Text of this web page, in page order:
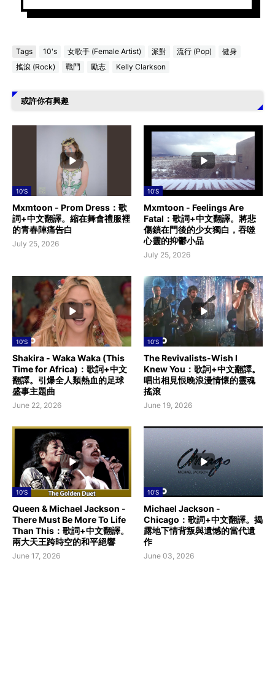
Tags 10's 女歌手 (Female Artist) 派對 流行 (Pop)
健身
搖滾 (Rock)
戰鬥 勵志 Kelly Clarkson
或許你有興趣
10'S
Mxmtoon - Prom Dress：歌
詞+中文翻譯。縮在舞會禮服裡
的青春陣痛告白
July 25, 2026
10'S
Mxmtoon - Feelings Are
Fatal：歌詞+中文翻譯。將悲
傷鎖在門後的少女獨白，吞噬
心靈的抑鬱小品
July 25, 2026
10'S
Shakira - Waka Waka (This
Time for Africa)：歌詞+中文
翻譯。引爆全人類熱血的足球
盛事主題曲
June 22, 2026
10'S
The Revivalists-Wish I
Knew You：歌詞+中文翻譯。
唱出相見恨晚浪漫情懷的靈魂
搖滾
June 19, 2026
10'S
Queen & Michael Jackson -
There Must Be More To Life
Than This：歌詞+中文翻譯。
兩大天王跨時空的和平絕響
June 17, 2026
10'S
Michael Jackson -
Chicago：歌詞+中文翻譯。揭
露地下情背叛與遺憾的當代遺
作
June 03, 2026